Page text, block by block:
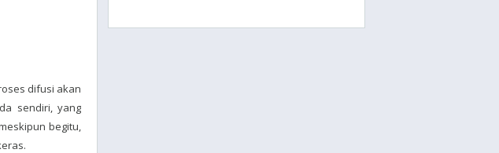
difusi akan
sendiri, yang
begitu,